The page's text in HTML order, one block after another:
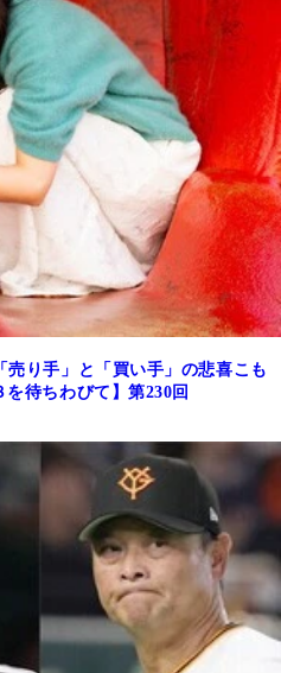
り手」と「買い手」の悲喜こも
待ちわびて】第230回